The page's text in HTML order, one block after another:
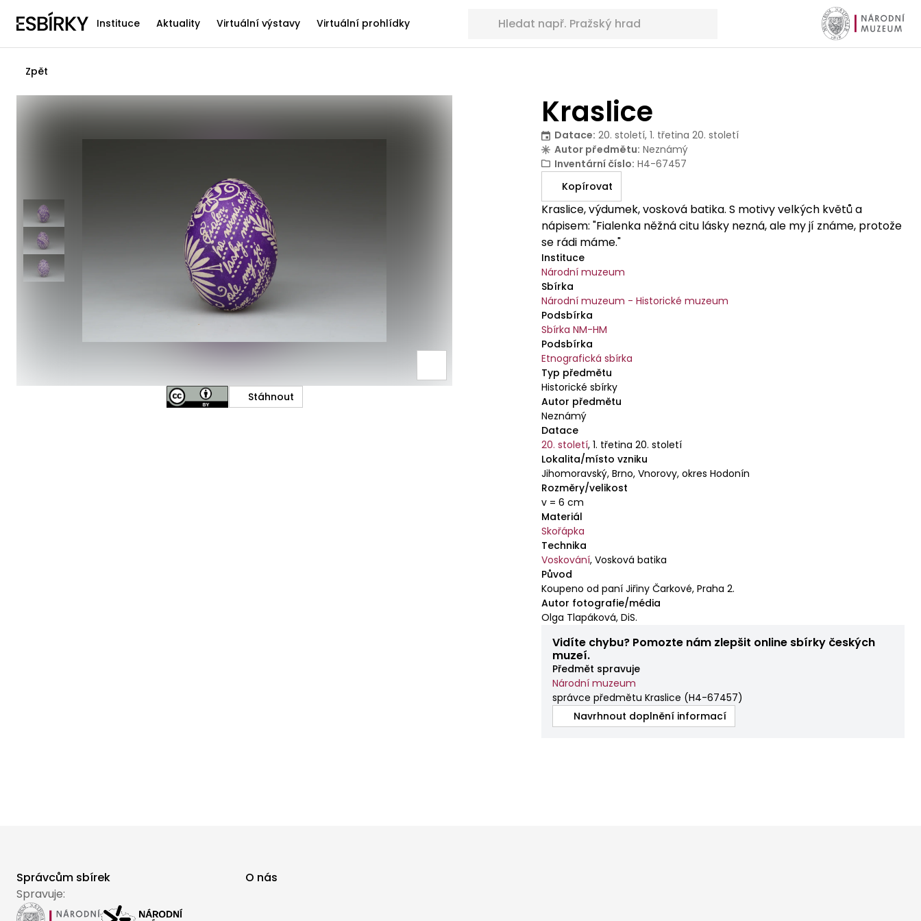
Instituce Aktuality Virtuální výstavy Virtuální prohlídky
Zpět
Kraslice
Datace: 20. století, 1. třetina 20. století
Autor předmětu: Neznámý
Inventární číslo: H4-67457
Kopírovat
Kraslice, výdumek, vosková batika. S motivy velkých květů a
nápisem: "Fialenka něžná citu lásky nezná, ale my jí známe, protože
se rádi máme."
Instituce
Národní muzeum
Sbírka
Národní muzeum - Historické muzeum
Podsbírka
Sbírka NM-HM
Podsbírka
Etnografická sbírka
Typ předmětu
Historické sbírky
Autor předmětu
Neznámý
Datace
20. století,1. třetina 20. století
Lokalita/místo vzniku
Jihomoravský, Brno, Vnorovy, okres Hodonín
Rozměry/velikost
v = 6 cm
Materiál
Skořápka
Technika
Voskování,Vosková batika
Původ
Koupeno od paní Jiřiny Čarkové, Praha 2.
Autor fotografie/média
Olga Tlapáková, DiS.
Vidíte chybu? Pomozte nám zlepšit online sbírky českých
muzeí.
Předmět spravuje
Národní muzeum
správce předmětu Kraslice (H4-67457)
Navrhnout doplnění informací
Stáhnout
Správcům sbírek
O nás
Spravuje: